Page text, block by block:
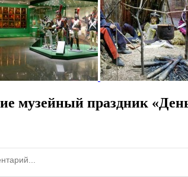
музейный праздник